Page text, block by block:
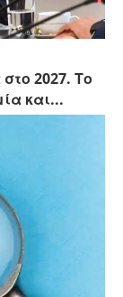
2027. Το
και...